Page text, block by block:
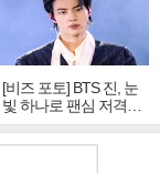
[비즈 포토] BTS 진, 눈
빛 하나로 팬심 저격…
독보적 카리스마